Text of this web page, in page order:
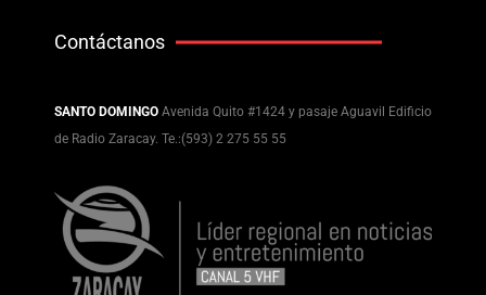
Contáctanos
SANTO DOMINGO Avenida Quito #1424 y pasaje Aguavil Edificio
de Radio Zaracay. Te.:(593) 2 275 55 55